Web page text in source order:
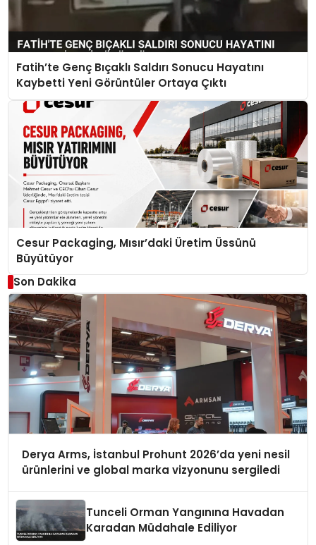
Fatih’te Genç Bıçaklı Saldırı Sonucu Hayatını
Kaybetti Yeni Görüntüler Ortaya Çıktı
Cesur Packaging, Mısır’daki Üretim Üssünü
Büyütüyor
Son Dakika
Derya Arms, İstanbul Prohunt 2026’da yeni nesil
ürünlerini ve global marka vizyonunu sergiledi
Tunceli Orman Yangınına Havadan
Karadan Müdahale Ediliyor